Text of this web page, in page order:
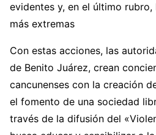
evidentes y, en el último
más extremas
Con estas acciones, las
de Benito Juárez, crean
cancunenses con la creación
el fomento de una sociedad
través de la difusión del